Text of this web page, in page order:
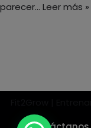
parecer… Leer más »